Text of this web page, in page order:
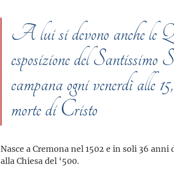
A lui si devono anche le
esposizione del Santissimo
campana ogni venerdì alle
morte di Cristo
Nasce a Cremona nel 1502 e in soli 36
alla Chiesa del ‘500.